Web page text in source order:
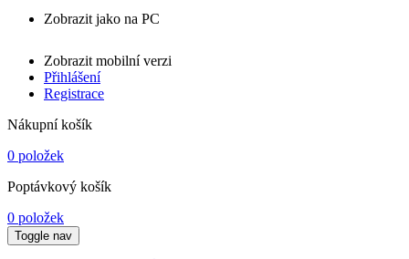
Zobrazit jako na PC
Zobrazit mobilní verzi
Přihlášení
Registrace
Nákupní košík
0 položek
Poptávkový košík
0 položek
Toggle nav